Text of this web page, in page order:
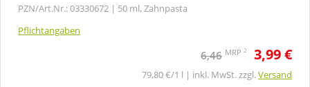
PZN/Art.Nr.: 03330672 | 50 ml, Zahnpasta
Pflichtangaben
6,46 MRP 2 3,99 €
79,80 €/1 l | inkl. MwSt. zzgl.Versand